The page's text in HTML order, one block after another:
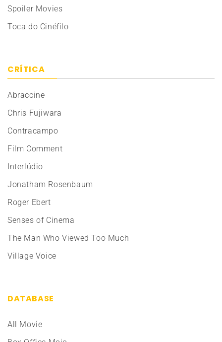
Spoiler Movies
Toca do Cinéfilo
CRÍTICA
Abraccine
Chris Fujiwara
Contracampo
Film Comment
Interlúdio
Jonatham Rosenbaum
Roger Ebert
Senses of Cinema
The Man Who Viewed Too Much
Village Voice
DATABASE
All Movie